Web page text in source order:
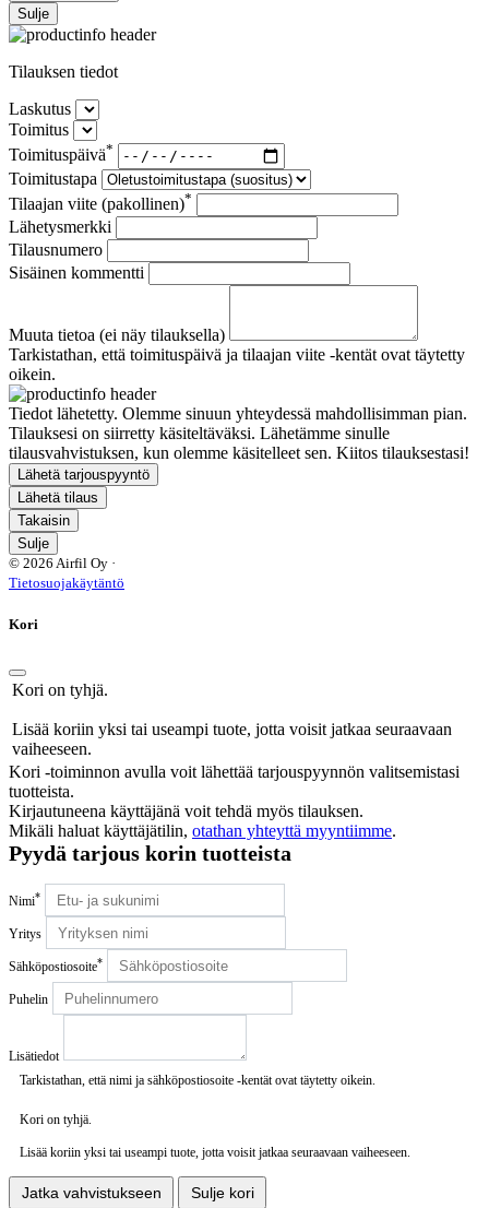
Sulje
Tilauksen tiedot
Laskutus
Toimitus
Toimituspäivä*
Toimitustapa
Tilaajan viite (pakollinen)*
Lähetysmerkki
Tilausnumero
Sisäinen kommentti
Muuta tietoa (ei näy tilauksella)
Tarkistathan, että toimituspäivä ja tilaajan viite -kentät ovat täytetty
oikein.
Tiedot lähetetty. Olemme sinuun yhteydessä mahdollisimman pian.
Tilauksesi on siirretty käsiteltäväksi. Lähetämme sinulle
tilausvahvistuksen, kun olemme käsitelleet sen. Kiitos tilauksestasi!
Lähetä tarjouspyyntö
Lähetä tilaus
Takaisin
Sulje
© 2026 Airfil Oy ·
Tietosuojakäytäntö
Kori
Kori on tyhjä.
Lisää koriin yksi tai useampi tuote, jotta voisit jatkaa seuraavaan
vaiheeseen.
Kori -toiminnon avulla voit lähettää tarjouspyynnön valitsemistasi
tuotteista.
Kirjautuneena käyttäjänä voit tehdä myös tilauksen.
Mikäli haluat käyttäjätilin, otathan yhteyttä myyntiimme.
Pyydä tarjous korin tuotteista
Nimi*
Yritys
Sähköpostiosoite*
Puhelin
Lisätiedot
Tarkistathan, että nimi ja sähköpostiosoite -kentät ovat täytetty oikein.
Kori on tyhjä.
Lisää koriin yksi tai useampi tuote, jotta voisit jatkaa seuraavaan vaiheeseen.
Jatka vahvistukseen
Sulje kori